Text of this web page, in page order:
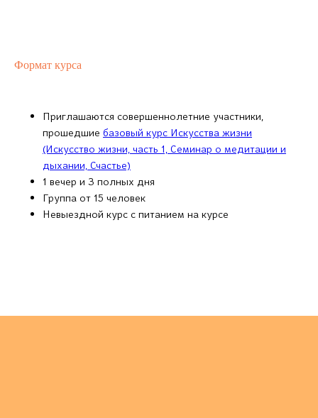
Формат курса
Приглашаются совершеннолетние участники,
прошедшие базовый курс Искусства жизни
(Искусство жизни, часть 1, Семинар о медитации и
дыхании, Счастье)
1 вечер и 3 полных дня
Группа от 15 человек
Невыездной курс с питанием на курсе